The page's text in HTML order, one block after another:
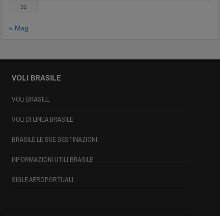
31
« Mag
VOLI BRASILE
VOLI BRASILE
VOLI DI LINEA BRASILE
BRASILE LE SUE DESTINAZIONI
INFORMAZIONI UTILI BRASILE
SIGLE AEROPORTUALI